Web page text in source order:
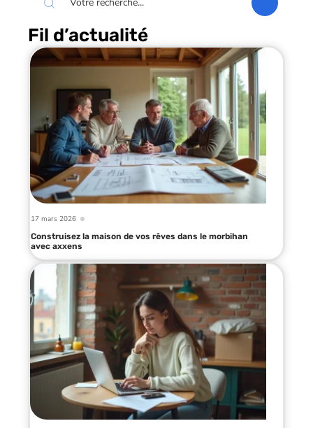
Fil d’actualité
17 mars 2026
Construisez la maison de vos rêves dans le morbihan
avec axxens